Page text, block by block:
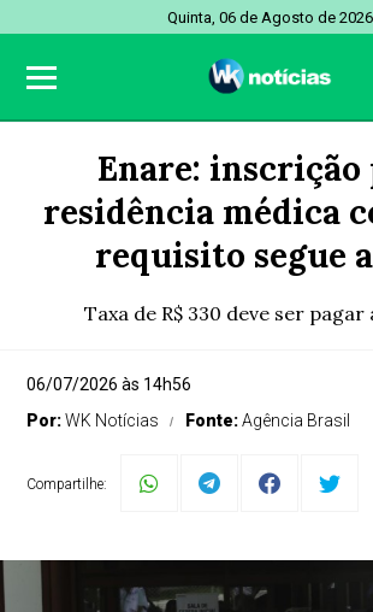
Quinta, 06 de Agosto de 2026
Enare: inscrição
residência médica
requisito segue
Taxa de R$ 330 deve ser pagar
06/07/2026 às 14h56
Por:WK Notícias Fonte:Agência Brasil
Compartilhe: